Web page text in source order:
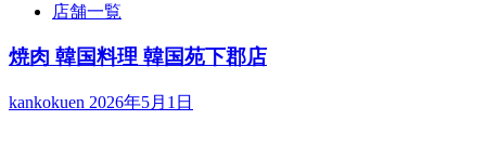
店舗一覧
焼肉 韓国料理 韓国苑下郡店
kankokuen 2026年5月1日